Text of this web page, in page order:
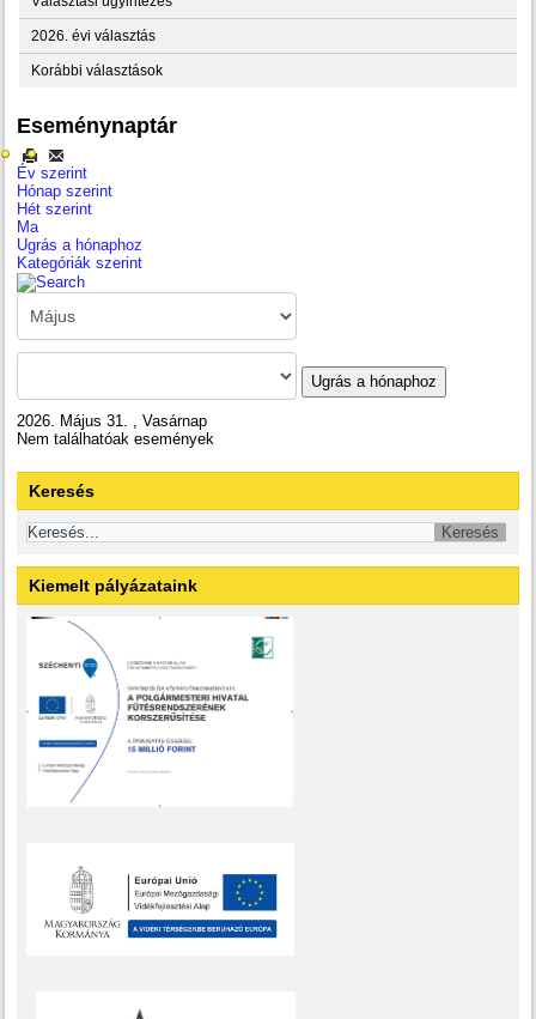
2026. évi választás
Korábbi választások
Eseménynaptár
Év szerint
Hónap szerint
Hét szerint
Ma
Ugrás a hónaphoz
Kategóriák szerint
Ugrás a hónaphoz
2026. Május 31. , Vasárnap
Nem találhatóak események
Keresés
Kiemelt pályázataink